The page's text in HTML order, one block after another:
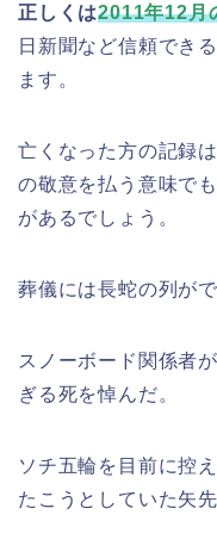
正しくは2011年12月
日新聞など信頼でき
ます。
亡くなった方の記録
の敬意を払う意味で
があるでしょう。
葬儀には長蛇の列が
スノーボード関係者
ぎる死を悼んだ。
ソチ五輪を目前に控
たこうとしていた矢先